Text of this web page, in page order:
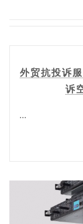
外贸抗投诉
诉
...